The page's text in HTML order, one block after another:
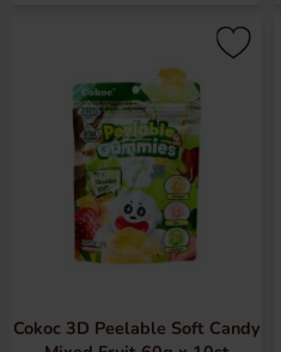
Cokoc 3D Peelable Soft Candy